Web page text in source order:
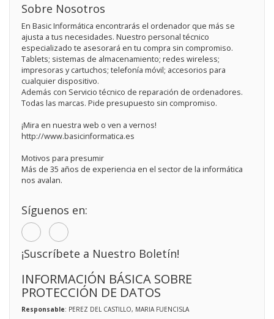
Sobre Nosotros
En Basic Informática encontrarás el ordenador que más se
ajusta a tus necesidades. Nuestro personal técnico
especializado te asesorará en tu compra sin compromiso.
Tablets; sistemas de almacenamiento; redes wireless;
impresoras y cartuchos; telefonía móvil; accesorios para
cualquier dispositivo.
Además con Servicio técnico de reparación de ordenadores.
Todas las marcas. Pide presupuesto sin compromiso.
¡Mira en nuestra web o ven a vernos!
http://www.basicinformatica.es
Motivos para presumir
Más de 35 años de experiencia en el sector de la informática
nos avalan.
Síguenos en:
¡Suscríbete a Nuestro Boletín!
INFORMACIÓN BÁSICA SOBRE
PROTECCIÓN DE DATOS
Responsable: PEREZ DEL CASTILLO, MARIA FUENCISLA